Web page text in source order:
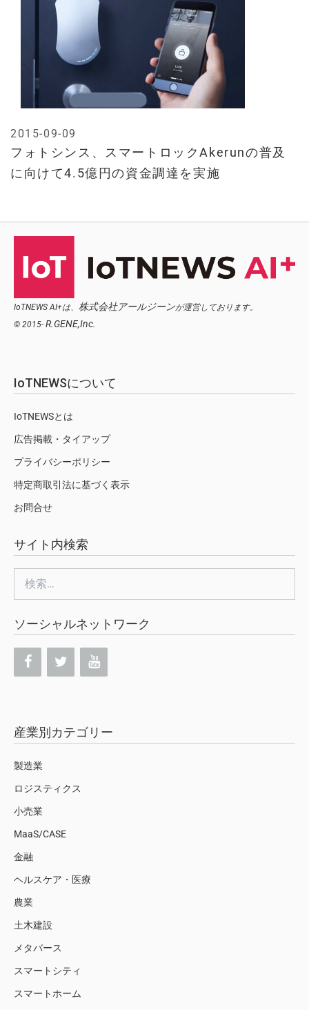
フォトシンス、スマートロックAkerunの普及
に向けて4.5億円の資金調達を実施
2015-09-09
IoTNEWS AI+は、 株式会社アールジーンが運営しております。
© 2015- R.GENE,Inc.
IoTNEWSについて
IoTNEWSとは
広告掲載・タイアップ
プライバシーポリシー
特定商取引法に基づく表示
お問合せ
サイト内検索
索:
ソーシャルネットワーク
産業別カテゴリー
製造業
ロジスティクス
小売業
MaaS/CASE
金融
ヘルスケア・医療
農業
土木建設
メタバース
スマートシティ
スマートホーム